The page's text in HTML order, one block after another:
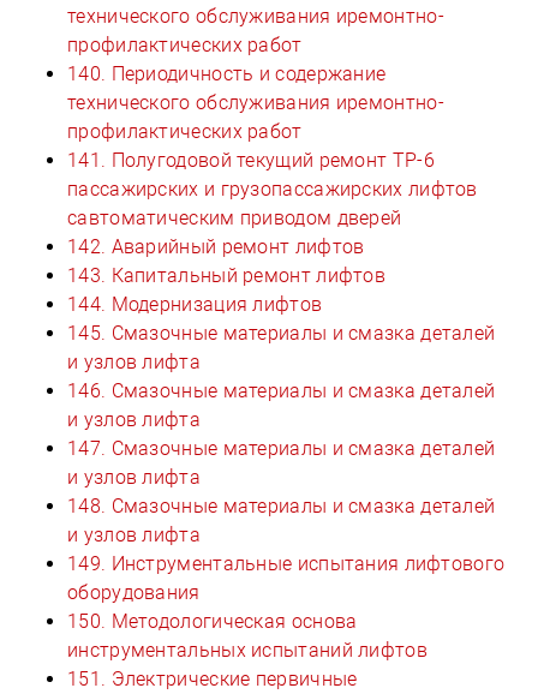
технического обслуживания иремонтно-
профилактических работ
140. Периодичность и содержание
технического обслуживания иремонтно-
профилактических работ
141. Полугодовой текущий ремонт ТР-6
пассажирских и грузопассажирских лифтов
савтоматическим приводом дверей
142. Аварийный ремонт лифтов
143. Капитальный ремонт лифтов
144. Модернизация лифтов
145. Смазочные материалы и смазка деталей
и узлов лифта
146. Смазочные материалы и смазка деталей
и узлов лифта
147. Смазочные материалы и смазка деталей
и узлов лифта
148. Смазочные материалы и смазка деталей
и узлов лифта
149. Инструментальные испытания лифтового
оборудования
150. Методологическая основа
инструментальных испытаний лифтов
151. Электрические первичные